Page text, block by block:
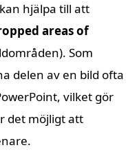
hjälpa till att
areas of
Som
delen av en bild ofta
vilket gör
det möjligt att